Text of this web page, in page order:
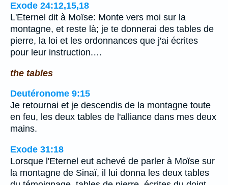
Exode 24:12,15,18
L'Eternel dit à Moïse: Monte vers moi sur la
montagne, et reste là; je te donnerai des tables de
pierre, la loi et les ordonnances que j'ai écrites
pour leur instruction.…
the tables
Deutéronome 9:15
Je retournai et je descendis de la montagne toute
en feu, les deux tables de l'alliance dans mes deux
mains.
Exode 31:18
Lorsque l'Eternel eut achevé de parler à Moïse sur
la montagne de Sinaï, il lui donna les deux tables